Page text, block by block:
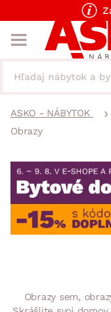
ASKO - NÁBYTOK
Obrazy
Obrazy sem,